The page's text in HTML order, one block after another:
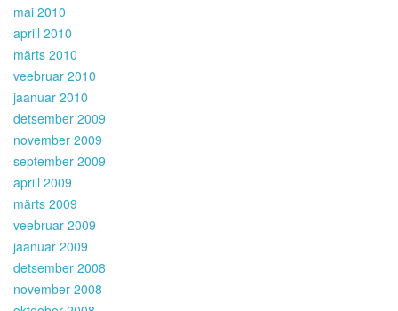
mai 2010
aprill 2010
märts 2010
veebruar 2010
jaanuar 2010
detsember 2009
november 2009
september 2009
aprill 2009
märts 2009
veebruar 2009
jaanuar 2009
detsember 2008
november 2008